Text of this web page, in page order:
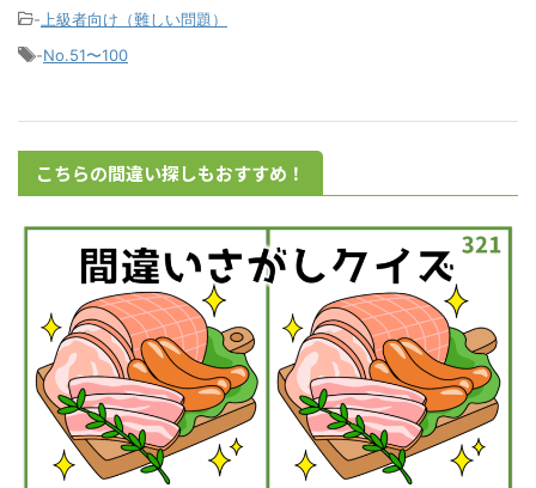
- 上級者向け（難しい問題）
-No.51〜100
こちらの間違い探しもおすすめ！